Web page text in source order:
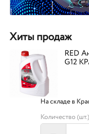
Хиты продаж
RED
G12
На складе в
Количество (шт.)